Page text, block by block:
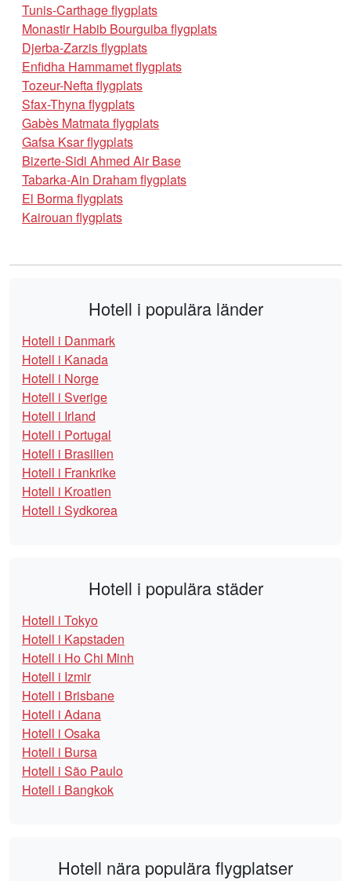
Tunis-Carthage flygplats
Monastir Habib Bourguiba flygplats
Djerba-Zarzis flygplats
Enfidha Hammamet flygplats
Tozeur-Nefta flygplats
Sfax-Thyna flygplats
Gabès Matmata flygplats
Gafsa Ksar flygplats
Bizerte-Sidi Ahmed Air Base
Tabarka-Ain Draham flygplats
El Borma flygplats
Kairouan flygplats
Hotell i populära länder
Hotell i Danmark
Hotell i Kanada
Hotell i Norge
Hotell i Sverige
Hotell i Irland
Hotell i Portugal
Hotell i Brasilien
Hotell i Frankrike
Hotell i Kroatien
Hotell i Sydkorea
Hotell i populära städer
Hotell i Tokyo
Hotell i Kapstaden
Hotell i Ho Chi Minh
Hotell i Izmir
Hotell i Brisbane
Hotell i Adana
Hotell i Osaka
Hotell i Bursa
Hotell i São Paulo
Hotell i Bangkok
Hotell nära populära flygplatser